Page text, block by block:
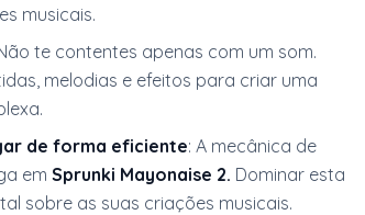
musicais.
te contentes apenas com um som.
melodias e efeitos para criar uma
de forma eficiente: A mecânica de
em Sprunki Mayonaise 2. Dominar esta
sobre as suas criações musicais.